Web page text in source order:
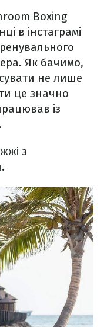
Boxing
в інстаграмі
Як бачимо,
не лише
це значно
із
з